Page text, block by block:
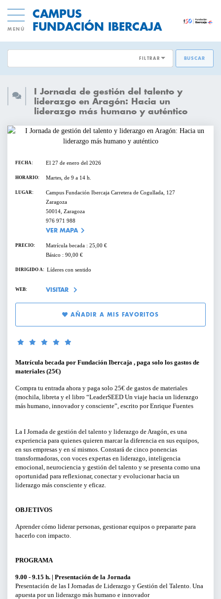
MENÚ
CAMPUS
FUNDACIÓN IBERCAJA
ACTIVIDADES GRATUITAS
CICLOS Y PROGRAMAS
CONFERENCIAS Y MESAS REDONDAS
PRESENTACIONES
SERVICIOS PARA EMPRESAS
ACTIVIDADES ONLINE
ARTÍCULOS Y VÍDEOS
SERVICIO DE OFERTAS DE EMPLEO
FILTRAR
DESARROLLO DE PERSONAS
INNOVACION Y MODELOS DE
NEGOCIO
TRANSFORMACIÓN DIGITAL
EMPRESAS SOSTENIBLES
VENTAS Y MERCADOS
RESPONSABLES DE ÁREA
PARA EMPRENDEDORES
TIPO DE CONTENIDO:
CONFERENCIAS Y MESAS REDONDAS
CURSOS Y TALLERES
PRESENTACIONES
SERVICIOS PARA EMPRESAS
ACTIVIDADES ONLINE
PERÍODO
BUSCAR
I Jornada de gestión del talento y
liderazgo en Aragón: Hacia un
liderazgo más humano y auténtico
FECHA: El 27 de enero del 2026
HORARIO: Martes, de 9 a 14 h.
LUGAR:
Campus Fundación Ibercaja Carretera de Cogullada, 127
Zaragoza
50014, Zaragoza
976 971 988
VER MAPA
PRECIO:
Matrícula becada : 25,00 €
Básico : 90,00 €
DIRIGIDO A: Líderes con sentido
WEB: VISITAR
AÑADIR A MIS FAVORITOS
Matrícula becada por Fundación Ibercaja , paga solo los gastos de
materiales (25€)
Compra tu entrada ahora y paga solo 25€ de gastos de materiales
(mochila, libreta y el libro “LeaderSEED Un viaje hacia un liderazgo
más humano, innovador y consciente”, escrito por Enrique Fuentes
La I Jornada de gestión del talento y liderazgo de Aragón, es una
experiencia para quienes quieren marcar la diferencia en sus equipos,
en sus empresas y en sí mismos. Constará de cinco ponencias
transformadoras, con voces expertas en liderazgo, inteligencia
emocional, neurociencia y gestión del talento y se presenta como una
oportunidad para reflexionar, conectar y evolucionar hacia un
liderazgo más consciente y eficaz.
OBJETIVOS
Aprender cómo liderar personas, gestionar equipos o prepararte para
hacerlo con impacto.
PROGRAMA
9.00 - 9.15 h. | Presentación de la Jornada
Presentación de las I Jornadas de Liderazgo y Gestión del Talento. Una
apuesta por un liderazgo más humano e innovador